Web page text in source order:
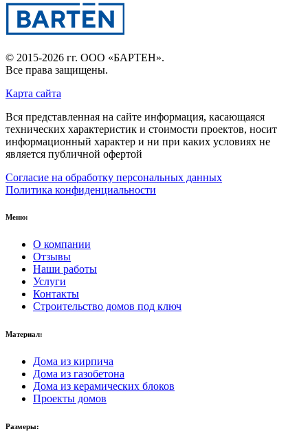
© 2015-2026 гг. ООО «БАРТЕН».
Все права защищены.
Карта сайта
Вся представленная на сайте информация, касающаяся
технических характеристик и стоимости проектов, носит
информационный характер и ни при каких условиях не
является публичной офертой
Согласие на обработку персональных данных
Политика конфиденциальности
Меню:
О компании
Отзывы
Наши работы
Услуги
Контакты
Строительство домов под ключ
Материал:
Дома из кирпича
Дома из газобетона
Дома из керамических блоков
Проекты домов
Размеры: